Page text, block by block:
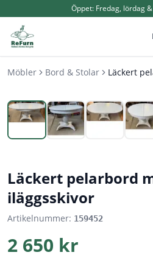
Öppet: Fredag, lördag
Möbler Bord & Stolar Läckert
Läckert pelarbord
iläggsskivor
Artikelnummer: 159452
2 650 kr